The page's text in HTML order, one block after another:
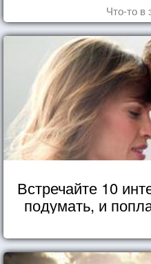
Что-то в
Встречайте 10
подумать, и